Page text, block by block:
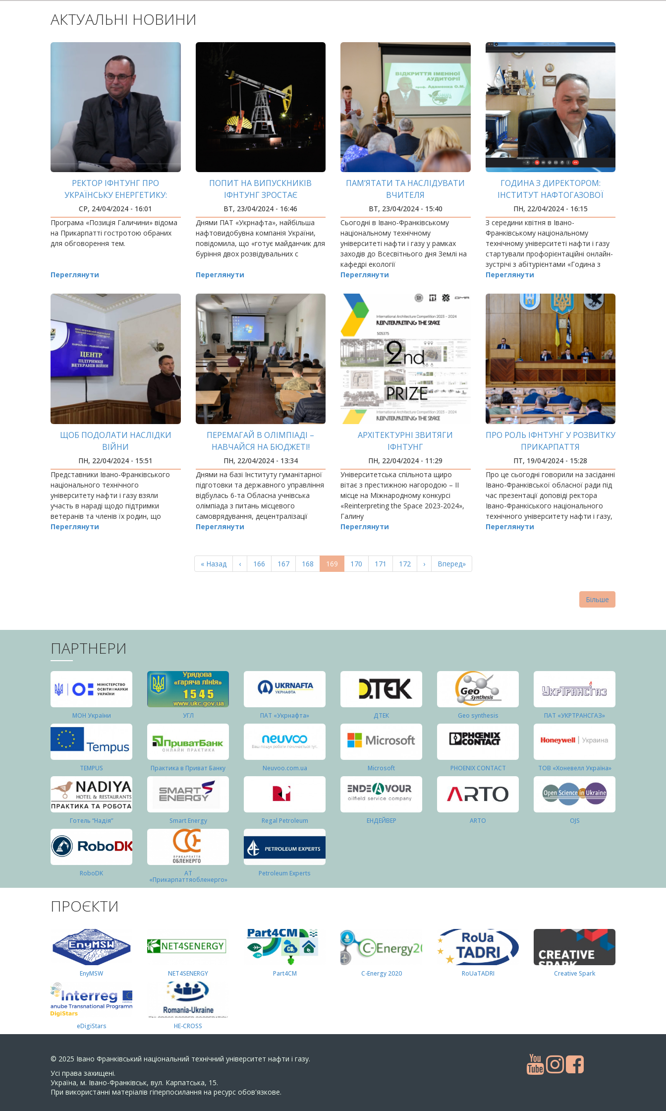
АКТУАЛЬНІ НОВИНИ
РЕКТОР ІФНТУНГ ПРО
УКРАЇНСЬКУ ЕНЕРГЕТИКУ:
ДУМКА ФАХІВЦЯ
СР, 24/04/2024 - 16:01
Програма «Позиція Галичини» відома
на Прикарпатті гостротою обраних
для обговорення тем.
Переглянути
ПОПИТ НА ВИПУСКНИКІВ
ІФНТУНГ ЗРОСТАЄ
ВТ, 23/04/2024 - 16:46
Днями ПАТ «Укрнафта», найбільша
нафтовидобувна компанія України,
повідомила, що «готує майданчик для
буріння двох розвідувальних с
Переглянути
ПАМ’ЯТАТИ ТА НАСЛІДУВАТИ
ВЧИТЕЛЯ
ВТ, 23/04/2024 - 15:40
Сьогодні в Івано-Франківському
національному технічному
університеті нафти і газу у рамках
заходів до Всесвітнього дня Землі на
кафедрі екології
Переглянути
ГОДИНА З ДИРЕКТОРОМ:
ІНСТИТУТ НАФТОГАЗОВОЇ
ІНЖЕНЕРІЇ
ПН, 22/04/2024 - 16:15
З середини квітня в Івано-
Франківському національному
технічному університеті нафти і газу
стартували профорієнтаційні онлайн-
зустрічі з абітурієнтами «Година з
директором», які відбуватимуться
16.00.&nbs
Переглянути
ЩОБ ПОДОЛАТИ НАСЛІДКИ
ВІЙНИ
ПН, 22/04/2024 - 15:51
Представники Івано-Франківського
національного технічного
університету нафти і газу взяли
участь в нараді щодо підтримки
ветеранів та членів їх родин, що
відбулась в Івано-Франківській ОВА.
Переглянути
ПЕРЕМАГАЙ В ОЛІМПІАДІ –
НАВЧАЙСЯ НА БЮДЖЕТІ!
ПН, 22/04/2024 - 13:34
Днями на базі Інституту гуманітарної
підготовки та державного управління
відбулась 6-та Обласна учнівська
олімпіада з питань місцевого
самоврядування, децентралізації
влади та публічного у
Переглянути
АРХІТЕКТУРНІ ЗВИТЯГИ
ІФНТУНГ
ПН, 22/04/2024 - 11:29
Університетська спільнота щиро
вітає з престижною нагородою – II
місце на Міжнародному конкурсі
«Reinterpreting the Space 2023-2024»,
Галину
Переглянути
ПРО РОЛЬ ІФНТУНГ У РОЗВИТКУ
ПРИКАРПАТТЯ
ПТ, 19/04/2024 - 15:28
Про це сьогодні говорили на засіданні
Івано-Франківської обласної ради під
час презентації доповіді ректора
Івано-Франкіського національного
технічного університету нафти і газу,
проф.
Переглянути
Перша
сторінка
« Назад
Попередня
сторінка
‹ Page
166 Page
167 Page
168
Поточна
сторінка
169 Page
170 Page
171 Page
172
Наступна
сторінка
›
Остання
сторінка
Вперед»
Більше
ПАРТНЕРИ
МОН України УГЛ ПАТ «Укрнафта» ДТЕК Geo synthesis ПАТ «УКРТРАНСГАЗ»
TEMPUS Практика в Приват Банку Neuvoo.com.ua Microsoft PHOENIX CONTACT ТОВ «Хоневелл Україна»
Готель “Надія” Smart Energy Regal Petroleum ЕНДЕЙВЕР ARTO OJS
RoboDK АТ
«Прикарпаттяобленерго»
Petroleum Experts
ПРОЄКТИ
EnyMSW NET4SENERGY Part4СМ C-Energy 2020 RoUaTADRI Creative Spark
eDigiStars HE-CROSS
© 2025 Івано Франківський національний технічний університет нафти і газу.
Усi права захищенi.
Україна, м. Івано-Франківськ, вул. Карпатська, 15.
При використанні матеріалів гіперпосилання на ресурс обов'язкове.